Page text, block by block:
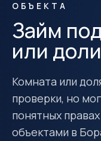
ОБЪЕКТА
Займ
или
Комната или
проверки, но
понятных
объектами в